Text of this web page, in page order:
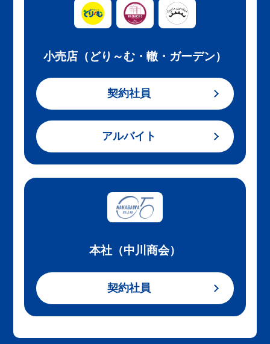
小売店（どり～む・轍・ガーデン）
契約社員
アルバイト
本社（中川商会）
契約社員